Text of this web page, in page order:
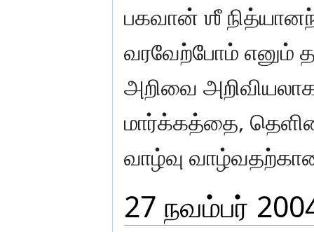
பகவான் ஶீ
வரவேற்போம் எனும்
அறிவை
மார்க்கத்தை,
வாழ்வு
27 நவம்பர்